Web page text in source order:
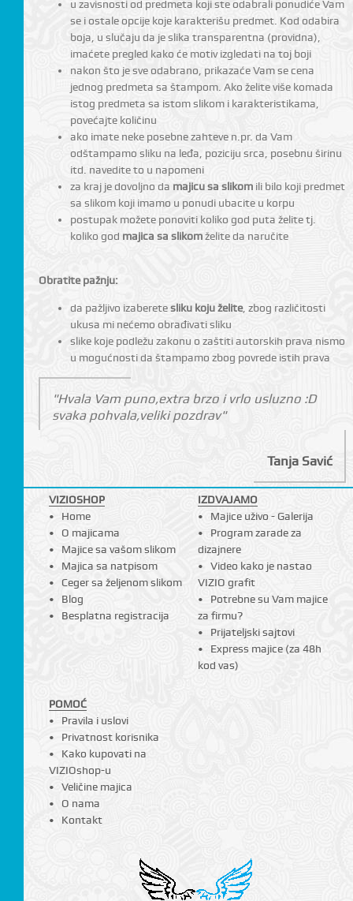
u zavisnosti od predmeta koji ste odabrali ponudiće Vam
se i ostale opcije koje karakterišu predmet. Kod odabira
boja, u slučaju da je slika transparentna (providna),
imaćete pregled kako će motiv izgledati na toj boji
nakon što je sve odabrano, prikazaće Vam se cena
jednog predmeta sa štampom. Ako želite više komada
istog predmeta sa istom slikom i karakteristikama,
povećajte količinu
ako imate neke posebne zahteve n.pr. da Vam
odštampamo sliku na leđa, poziciju srca, posebnu širinu
itd. navedite to u napomeni
za kraj je dovoljno da majicu sa slikomili bilo koji predmet
sa slikom koji imamo u ponudi ubacite u korpu
postupak možete ponoviti koliko god puta želite tj.
koliko god majica sa slikomželite da naručite
Obratite pažnju:
da pažljivo izaberetesliku koju želite, zbog različitosti
ukusa mi nećemo obrađivati sliku
slike koje podležu zakonu o zaštiti autorskih prava nismo
u mogućnosti da štampamo zbog povrede istih prava
"Hvala Vam puno,extra brzo i vrlo usluzno :D
svaka pohvala,veliki pozdrav"
Tanja Savić
VIZIOSHOP
Home
O majicama
Majice sa vašom slikom
Majica sa natpisom
Ceger sa željenom slikom
Blog
Besplatna registracija
IZDVAJAMO
Majice uživo - Galerija
Program zarade za
dizajnere
Video kako je nastao
VIZIO grafit
Potrebne su Vam majice
za firmu?
Prijateljski sajtovi
Express majice (za 48h
kod vas)
POMOĆ
Pravila i uslovi
Privatnost korisnika
Kako kupovati na
VIZIOshop-u
Veličine majica
O nama
Kontakt